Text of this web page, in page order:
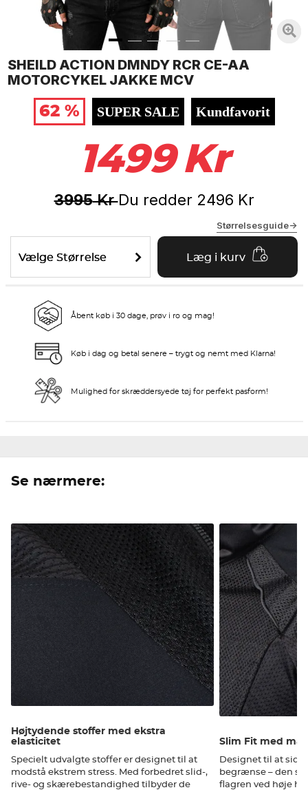
SHEILD ACTION DMNDY RCR CE-AA
MOTORCYKEL JAKKE MCV
62 %
SUPER SALE Kundfavorit
1499 Kr
3995KrDu redder 2496 Kr
Størrelsesguide->
Vælge Størrelse Læg i kurv
Åbent køb i 30 dage, prøv i ro og mag!
Køb i dag og betal senere – trygt og nemt med Klarna!
Mulighed for skræddersyede tøj for perfekt pasform!
Se nærmere:
Højtydende stoffer med ekstra
elasticitet
Specielt udvalgte stoffer er designet til at
modstå ekstrem stress. Med forbedret slid-,
rive- og skærebestandighed tilbyder de
Slim Fit med
Designet til at
begrænse – den
flagren ved høje